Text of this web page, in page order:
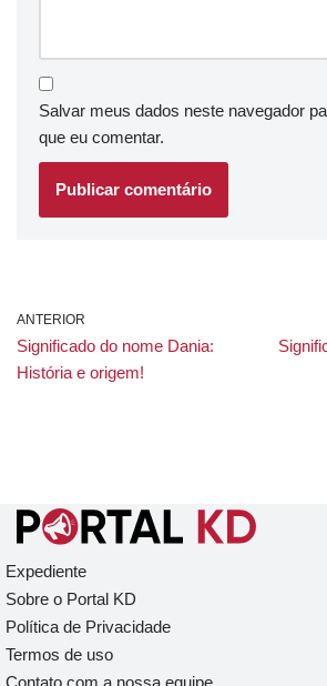
Salvar meus dados neste navegador
que eu comentar.
ANTERIOR
Significado do nome Dania:
História e origem!
Expediente
Sobre o Portal KD
Política de Privacidade
Termos de uso